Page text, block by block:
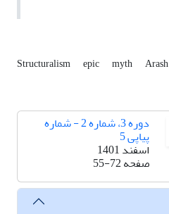
Structuralism epic myth Arash
دوره 3، شماره 2 - شماره
پیاپی 5
اسفند 1401
صفحه55-72